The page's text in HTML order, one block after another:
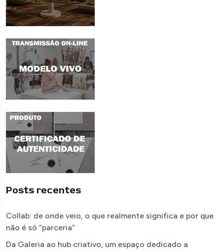
Posts recentes
Collab: de onde veio, o que realmente significa e por que
não é só “parceria”
Da Galeria ao hub criativo, um espaço dedicado a